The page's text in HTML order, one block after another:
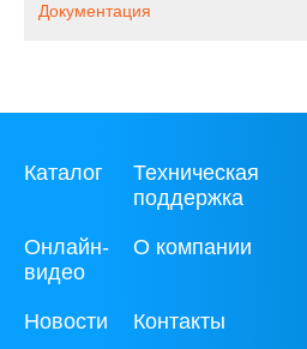
Документация
Каталог
Техническая
поддержка
Онлайн-
видео
О компании
Новости Контакты